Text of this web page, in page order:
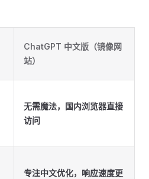
ChatGPT 中文版（镜像网
站）
无需魔法，国内浏览器直接
访问
专注中文优化，响应速度更